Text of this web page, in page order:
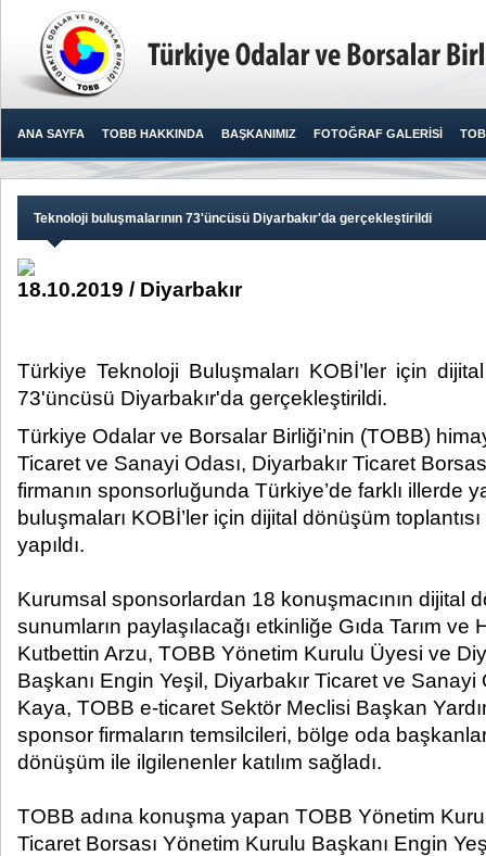
ANA SAYFA TOBB HAKKINDA BAŞKANIMIZ FOTOĞRAF GALERİSİ
Teknoloji buluşmalarının 73'üncüsü Diyarbakır'da gerçekleştirildi
18.10.2019 / Diyarbakır
Türkiye Teknoloji Buluşmaları KOBİ’ler için dijital
73'üncüsü Diyarbakır'da gerçekleştirildi. ​
Türkiye Odalar ve Borsalar Birliği’nin (TOBB)
Ticaret ve Sanayi Odası, Diyarbakır Ticaret
firmanın sponsorluğunda Türkiye’de farklı illerde
buluşmaları KOBİ’ler için dijital dönüşüm
yapıldı.
Kurumsal sponsorlardan 18 konuşmacının dijital
sunumların paylaşılacağı etkinliğe Gıda Tarım ve
Kutbettin Arzu, TOBB Yönetim Kurulu Üyesi ve
Başkanı Engin Yeşil, Diyarbakır Ticaret ve Sanayi
Kaya, TOBB e-ticaret Sektör Meclisi Başkan
sponsor firmaların temsilcileri, bölge oda
dönüşüm ile ilgilenenler katılım sağladı.
TOBB adına konuşma yapan TOBB Yönetim
Ticaret Borsası Yönetim Kurulu Başkanı Engin